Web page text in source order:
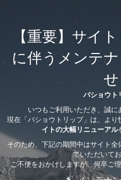
【重要】サイ
に伴うメンテ
せ
バショウト
いつもご利用いただき、誠に
現在「バショウトリップ」は、より
イトの大幅リニューアル
そのため、下記の期間中はサイト全
ていただいてお
ご不便をおかけしますが、何卒ご